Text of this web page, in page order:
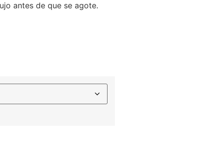
antes de que se agote.